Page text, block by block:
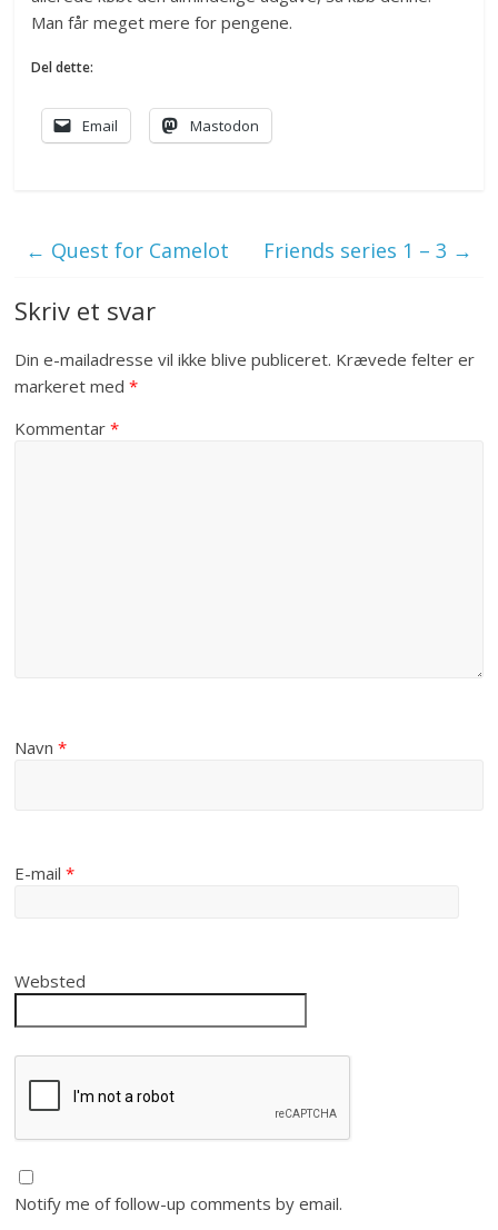
Man får meget mere for pengene.
Del dette:
Email Mastodon
← Quest for Camelot Friends series 1 – 3 →
Skriv et svar
Din e-mailadresse vil ikke blive publiceret. Krævede felter er
markeret med*
Kommentar*
Navn*
E-mail*
Websted
Notify me of follow-up comments by email.